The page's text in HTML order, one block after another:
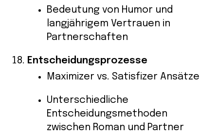
Bedeutung von Humor und
langjährigem Vertrauen in
Partnerschaften
Entscheidungsprozesse
Maximizer vs. Satisfizer Ansätze
Unterschiedliche
Entscheidungsmethoden
zwischen Roman und Partner